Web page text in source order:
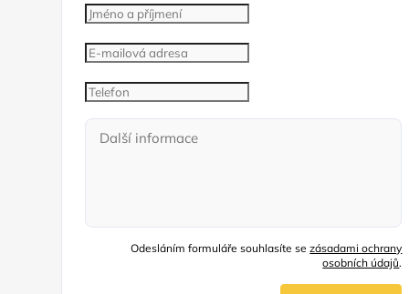
Odesláním formuláře souhlasíte sezásadami ochrany
osobních údajů.